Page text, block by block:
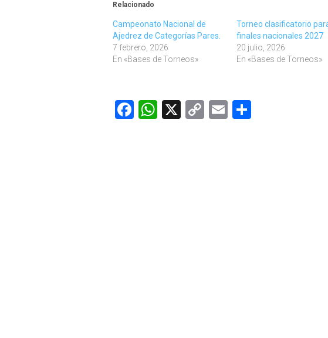
Relacionado
Campeonato Nacional de
Ajedrez de Categorías Pares.
7 febrero, 2026
En «Bases de Torneos»
Torneo clasificatorio
finales nacionales 2027
20 julio, 2026
En «Bases de Torneos»
Facebook
WhatsApp
X
CopyEmail